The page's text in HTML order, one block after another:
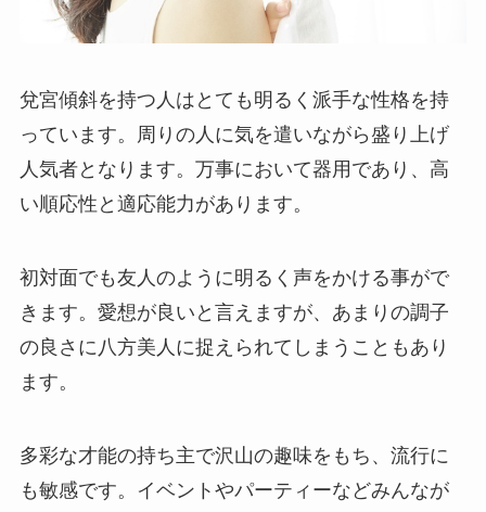
兌宮傾斜を持つ人はとても明るく派手な性格を持
っています。周りの人に気を遣いながら盛り上げ
人気者となります。万事において器用であり、高
い順応性と適応能力があります。
初対面でも友人のように明るく声をかける事がで
きます。愛想が良いと言えますが、あまりの調子
の良さに八方美人に捉えられてしまうこともあり
ます。
多彩な才能の持ち主で沢山の趣味をもち、流行に
も敏感です。イベントやパーティーなどみんなが